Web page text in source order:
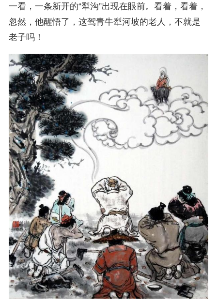
一看，一条新开的“犁沟”出现在眼前。看着，看着，
忽然，他醒悟了，这驾青牛犁河坡的老人，不就是
老子吗！